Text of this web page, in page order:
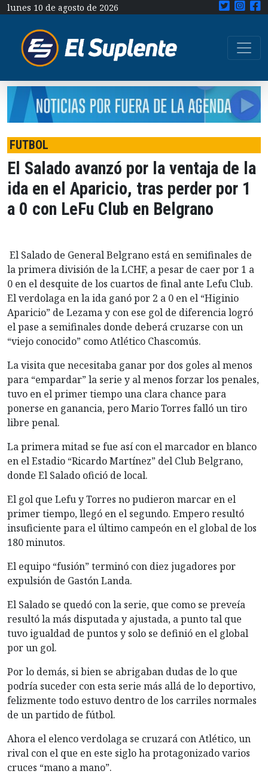
lunes 10 de agosto de 2026
FUTBOL
El Salado avanzó por la ventaja de la
ida en el Aparicio, tras perder por 1
a 0 con LeFu Club en Belgrano
El Salado de General Belgrano está en semifinales de
la primera división de la LCHF, a pesar de caer por 1 a
0 en el desquite de los cuartos de final ante Lefu Club.
El verdolaga en la ida ganó por 2 a 0 en el “Higinio
Aparicio” de Lezama y con ese gol de diferencia logró
el pase a semifinales donde deberá cruzarse con un
“viejo conocido” como Atlético Chascomús.
La visita que necesitaba ganar por dos goles al menos
para “empardar” la serie y al menos forzar los penales,
tuvo en el primer tiempo una clara chance para
ponerse en ganancia, pero Mario Torres falló un tiro
libre penal.
La primera mitad se fue así con el marcador en blanco
en el Estadio “Ricardo Martínez” del Club Belgrano,
donde El Salado ofició de local.
El gol que Lefu y Torres no pudieron marcar en el
primer tiempo, llegó en el segundo. Empero resultó
insuficiente para el último campeón en el global de los
180 minutos.
El equipo “fusión” terminó con diez jugadores por
expulsión de Gastón Landa.
El Salado se quedó con la serie, que como se preveía
resultó la más disputada y ajustada, a punto tal que
tuvo igualdad de puntos y solo se definió en el global
por un gol.
Por lo demás, si bien se abrigaban dudas de lo que
podría suceder con esta serie más allá de lo deportivo,
felizmente todo estuvo dentro de los carriles normales
de un partido de fútbol.
Ahora el elenco verdolaga se cruzará con Atlético, un
rival con el que en este siglo ha protagonizado varios
cruces “mano a mano”.